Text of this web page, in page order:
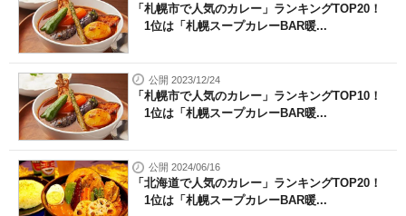
「札幌市で人気のカレー」ランキングTOP20！
1位は「札幌スープカレーBAR暖...
公開 2023/12/24
「札幌市で人気のカレー」ランキングTOP10！
1位は「札幌スープカレーBAR暖...
公開 2024/06/16
「北海道で人気のカレー」ランキングTOP20！
1位は「札幌スープカレーBAR暖...